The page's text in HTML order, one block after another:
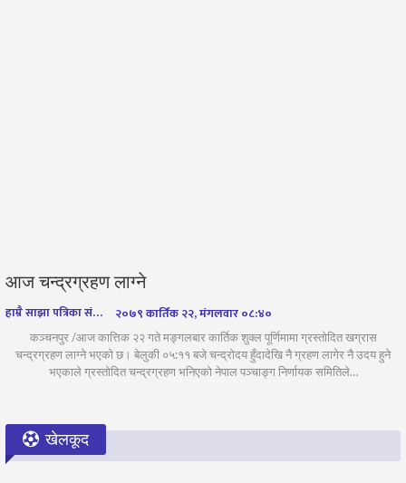
आज चन्द्रग्रहण लाग्ने
हाम्रै साझा पत्रिका संवाददाता २०७९ कार्तिक २२, मंगलवार ०८:४०
कञ्चनपुर /आज कात्तिक २२ गते मङ्गलबार कार्तिक शुक्ल पूर्णिमामा ग्रस्तोदित खग्रास
चन्द्रग्रहण लाग्ने भएको छ। बेलुकी ०५:११ बजे चन्द्रोदय हुँदादेखि नै ग्रहण लागेर नै उदय हुने
भएकाले ग्रस्तोदित चन्द्रग्रहण भनिएको नेपाल पञ्चाङ्ग निर्णायक समितिले…
खेलकूद